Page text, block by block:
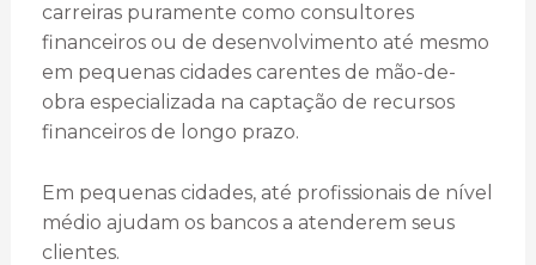
carreiras puramente como consultores
financeiros ou de desenvolvimento até mesmo
em pequenas cidades carentes de mão-de-
obra especializada na captação de recursos
financeiros de longo prazo.
Em pequenas cidades, até profissionais de nível
médio ajudam os bancos a atenderem seus
clientes.